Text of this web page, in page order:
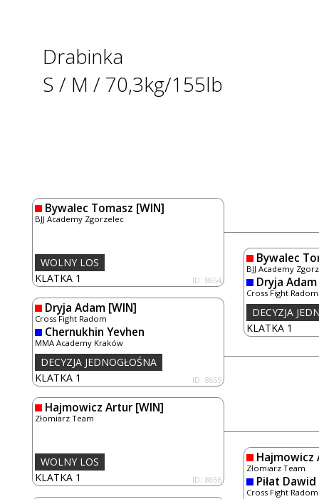
Drabinka
S / M / 70,3kg/155lb
Bywalec Tomasz [WIN]
BJJ Academy Zgorzelec
KLATKA 1 ID: 8654
WOLNY LOS
Dryja Adam [WIN]
Cross Fight Radom
Chernukhin Yevhen
MMA Academy Kraków
KLATKA 1 ID: 8655
DECYZJA JEDNOGŁOŚNA
Hajmowicz Artur [WIN]
Złomiarz Team
KLATKA 1 ID: 8656
WOLNY LOS
Bywalec
BJJ Academy
Dryja Adam
Cross Fight Radom
KLATKA 1
DECYZJA
Hajmowicz
Złomiarz Team
Piłat Dawid
Cross Fight Radom